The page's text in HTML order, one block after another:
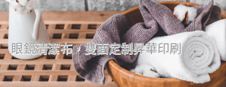
眼鏡清潔布，雙面定制昇華印刷